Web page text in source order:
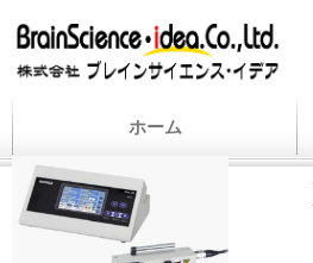
ホーム